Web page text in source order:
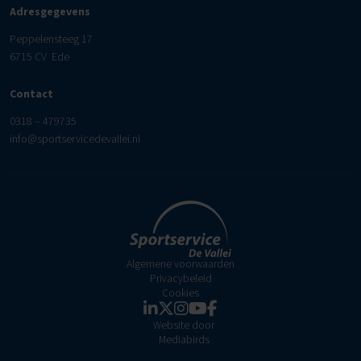
Adresgegevens
Peppelensteeg 17
6715 CV Ede
Contact
0318 – 479735
info@sportservicedevallei.nl
Algemene voorwaarden
Privacybeleid
Cookies
Website door
Mediabirds